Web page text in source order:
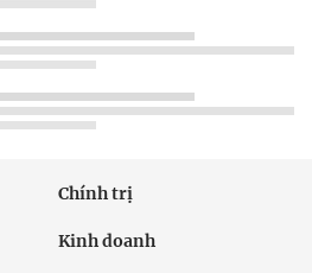
Chính trị
Kinh doanh